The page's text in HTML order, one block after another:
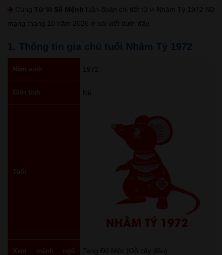
Cùng Tử Vi Số Mệnh luận đoán chi tiết tử vi Nhâm Tý 1972 Nữ
mạng tháng 10 năm 2026 ở bài viết dưới đây.
1. Thông tin gia chủ tuổi Nhâm Tý 1972
Năm sinh 1972
Giới tính Nữ
Tuổi
NHÂM TÝ 1972
Xem mệnh ngũ
Tang Đố Mộc (Gỗ cây dâu)